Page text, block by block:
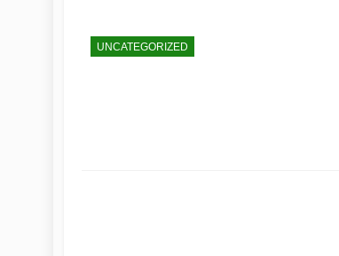
UNCATEGORIZED